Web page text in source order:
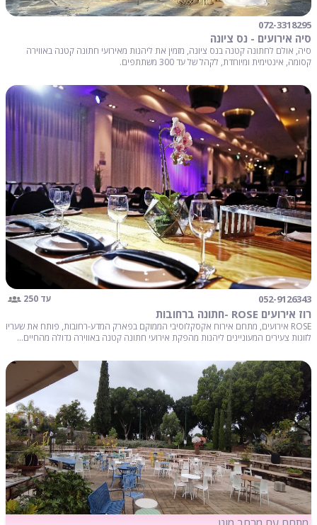
072-3318295
סיה אירועים - נס ציונה
סיה, אולם לחתונה קטנה בנס ציונה, מזמין את ליהנות מאירועי חתונה קטנה באווירה
קסומה, אינטימית ומיוחדת, לקהל של עד 300 משתתפים.
052-9126343 עד 250
רוז אירועים ROSE -חתונה ברחובות
ROSE אירועים, מתחם אירוח אקסקלוסיבי הממוקם בפארק המדע-רחובות, פותח את שעריו
לזוגות צעירים המעוניינים ליהנות מהפקת אירועי חתונה קטנה באווירה גדולה מהחיים...